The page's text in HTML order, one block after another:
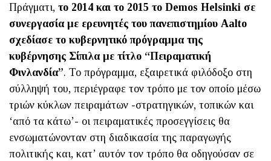
Πράγματι, το 2014 και το 2015 το Demos Helsinki σε
συνεργασία με ερευνητές του πανεπιστημίου Aalto
σχεδίασε το κυβερνητικό πρόγραμμα της
κυβέρνησης Σίπιλα με τίτλο “Πειραματική
Φινλανδία”. Το πρόγραμμα, εξαιρετικά φιλόδοξο στη
σύλληψή του, περιέγραφε τον τρόπο με τον οποίο μέσω
τριών κύκλων πειραμάτων -στρατηγικών, τοπικών και
‘από τα κάτω’- οι πειραματικές προσεγγίσεις θα
ενσωματώνονταν στη διαδικασία της παραγωγής
πολιτικής και, κατ’ αυτόν τον τρόπο θα οδηγούσαν σε